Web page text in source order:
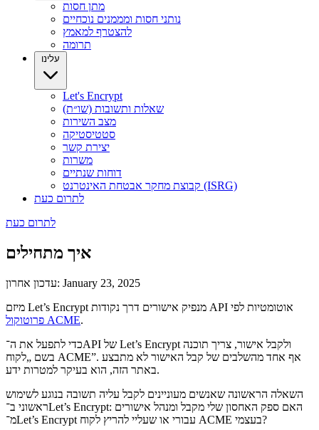
מתן חסות
נותני חסות ומממנים נוכחיים
להצטרף למאמץ
תרומה
עלינו
Let's Encrypt
שאלות ותשובות (שו״ת)
מצב השירות
סטטיסטיקה
יצירת קשר
משרות
דוחות שנתיים
קבוצת מחקר אבטחת האינטרנט (ISRG)
לתרום כעת
לתרום כעת
איך מתחילים
עדכון אחרון: January 23, 2025
מיזם Let’s Encrypt מנפיק אישורים דרך נקודות API אוטומטיות לפי
פרוטוקול ACME.
כדי לתפעל את ה־API של Let’s Encrypt ולקבל אישור, צריך תוכנה
בשם „לקוח ACME”. אף אחד מהשלבים של קבל האישור לא מתבצע
באתר הזה, הוא בעיקר למטרות ידע.
השאלה הראשונה שאנשים מעוניינים לקבל עליה תשובה בנוגע לשימוש
ראשוני ב־Let’s Encrypt: האם ספק האחסון שלי מקבל ומנהל אישורים
מ־Let’s Encrypt עבורי או שעליי להריץ לקוח ACME בעצמי?